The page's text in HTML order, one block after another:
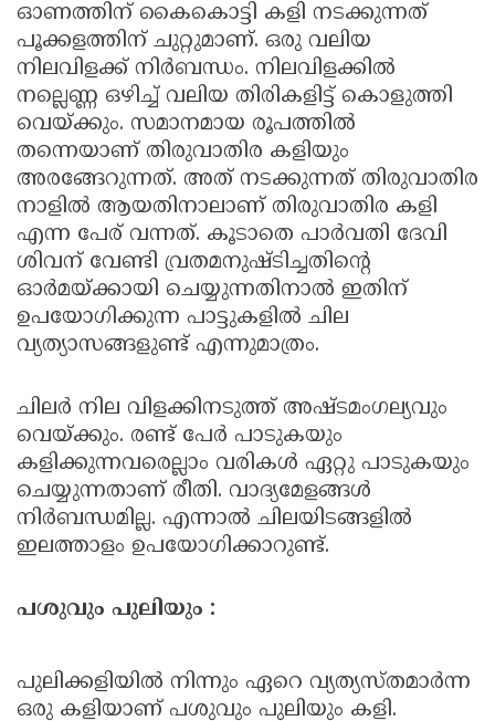
ഓണത്തിന് കൈകൊട്ടി കളി നടക്കുന്നത്
പൂക്കളത്തിന് ചുറ്റുമാണ്. ഒരു വലിയ
നിലവിളക്ക് നിര്‍ബന്ധം. നിലവിളക്കില്‍
നല്ലെണ്ണ ഒഴിച്ച് വലിയ തിരികളിട്ട് കൊളുത്തി
വെയ്ക്കും. സമാനമായ രൂപത്തില്‍
തന്നെയാണ് തിരുവാതിര കളിയും
അരങ്ങേറുന്നത്. അത് നടക്കുന്നത് തിരുവാതിര
നാളില്‍ ആയതിനാലാണ് തിരുവാതിര കളി
എന്ന പേര് വന്നത്. കൂടാതെ പാര്‍വതി ദേവി
ശിവന് വേണ്ടി വ്രതമനുഷ്ടിച്ചതിന്റെ
ഓര്‍മയ്ക്കായി ചെയ്യുന്നതിനാല്‍ ഇതിന്
ഉപയോഗിക്കുന്ന പാട്ടുകളില്‍ ചില
വ്യത്യാസങ്ങളുണ്ട് എന്നുമാത്രം.
ചിലര്‍ നില വിളക്കിനടുത്ത് അഷ്ടമംഗല്യവും
വെയ്ക്കും. രണ്ട് പേര്‍ പാടുകയും
കളിക്കുന്നവരെല്ലാം വരികള്‍ ഏറ്റു പാടുകയും
ചെയ്യുന്നതാണ് രീതി. വാദ്യമേളങ്ങള്‍
നിര്‍ബന്ധമില്ല. എന്നാല്‍ ചിലയിടങ്ങളില്‍
ഇലത്താളം ഉപയോഗിക്കാറുണ്ട്.
പശുവും പുലിയും :
പുലിക്കളിയില്‍ നിന്നും ഏറെ വ്യത്യസ്തമാര്‍ന്ന
ഒരു കളിയാണ് പശുവും പുലിയും കളി.